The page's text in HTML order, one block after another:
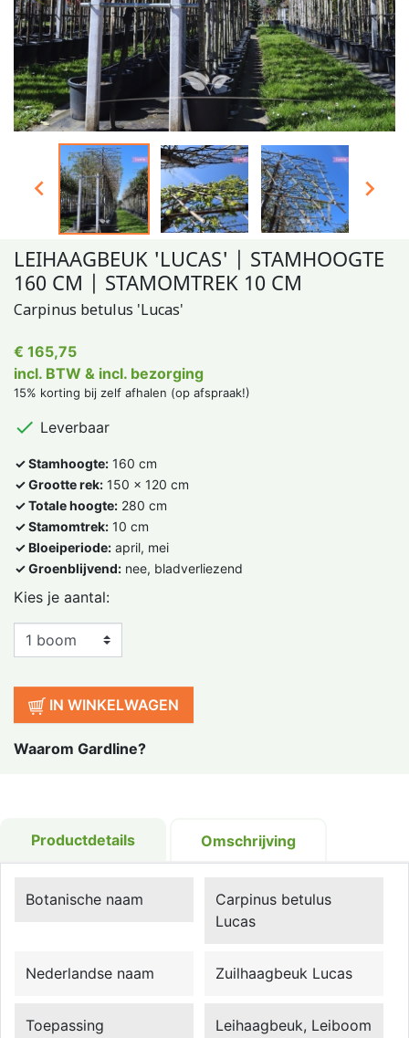
 
LEIHAAGBEUK 'LUCAS' | STAMHOOGTE
160 CM | STAMOMTREK 10 CM
Carpinus betulus 'Lucas'
€ 165,75
incl. BTW & incl. bezorging
15% korting bij zelf afhalen (op afspraak!)
 Leverbaar
✓ Stamhoogte: 160 cm
✓ Grootte rek: 150 x 120 cm
✓ Totale hoogte: 280 cm
✓ Stamomtrek: 10 cm
✓ Bloeiperiode: april, mei
✓ Groenblijvend: nee, bladverliezend
Kies je aantal:
IN WINKELWAGEN
Waarom Gardline?
Productdetails Omschrijving
Botanische naam
Carpinus betulus
Lucas
Nederlandse naam Zuilhaagbeuk Lucas
Toepassing Leihaagbeuk, Leiboom